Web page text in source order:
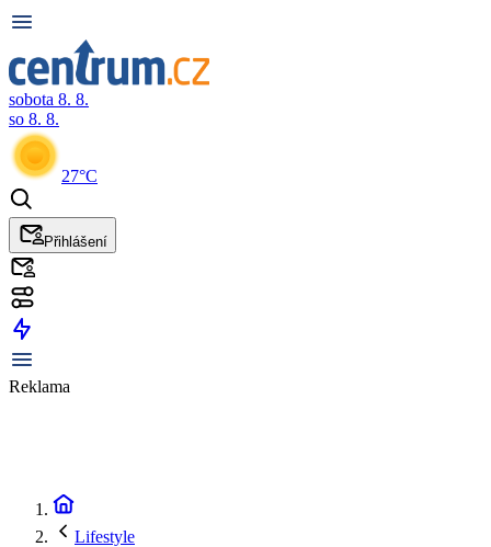
sobota 8. 8.
so 8. 8.
27°C
Přihlášení
Reklama
Lifestyle